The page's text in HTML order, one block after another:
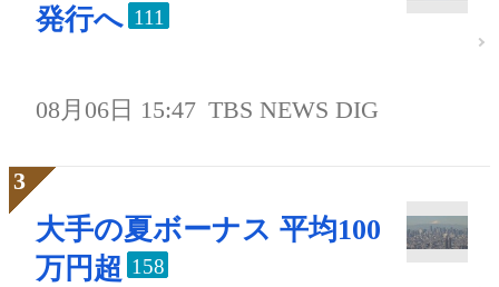
発行へ 111
08月06日 15:47 TBS NEWS DIG
大手の夏ボーナス 平均100
万円超 158